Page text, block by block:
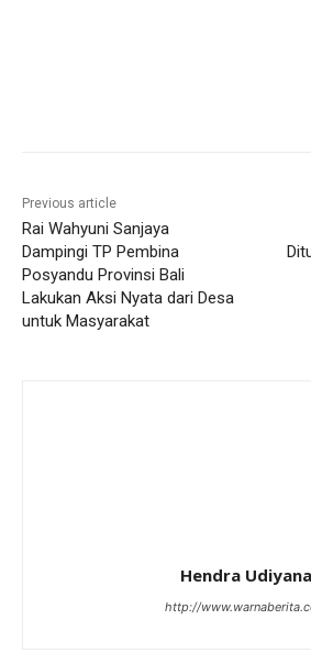
Previous article
Rai Wahyuni Sanjaya
Dampingi TP Pembina
Posyandu Provinsi Bali
Lakukan Aksi Nyata dari Desa
untuk Masyarakat
Hendra Udiyana
http://